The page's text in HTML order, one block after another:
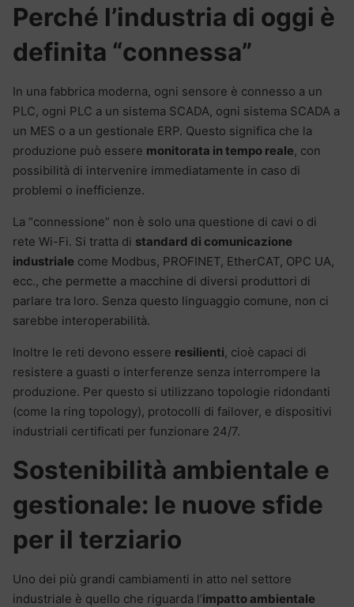
Perché l’industria di oggi è
definita “connessa”
In una fabbrica moderna, ogni sensore è connesso a un
PLC, ogni PLC a un sistema SCADA, ogni sistema SCADA a
un MES o a un gestionale ERP. Questo significa che la
produzione può essere monitorata in tempo reale, con
possibilità di intervenire immediatamente in caso di
problemi o inefficienze.
La “connessione” non è solo una questione di cavi o di
rete Wi-Fi. Si tratta di standard di comunicazione
industriale come Modbus, PROFINET, EtherCAT, OPC UA,
ecc., che permette a macchine di diversi produttori di
parlare tra loro. Senza questo linguaggio comune, non ci
sarebbe interoperabilità.
Inoltre le reti devono essere resilienti, cioè capaci di
resistere a guasti o interferenze senza interrompere la
produzione. Per questo si utilizzano topologie ridondanti
(come la ring topology), protocolli di failover, e dispositivi
industriali certificati per funzionare 24/7.
Sostenibilità ambientale e
gestionale: le nuove sfide
per il terziario
Uno dei più grandi cambiamenti in atto nel settore
industriale è quello che riguarda l’impatto ambientale